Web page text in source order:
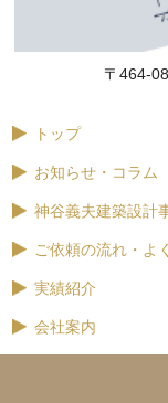
〒464-
トップ
お知らせ・コラム
神谷義夫建築設計
ご依頼の流れ・よ
実績紹介
会社案内